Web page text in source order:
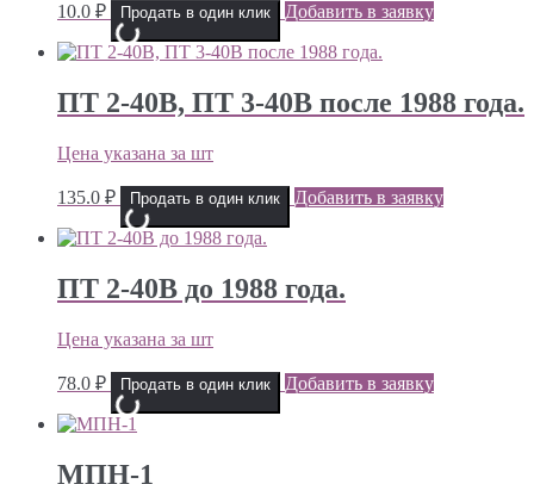
10.0 ₽ Продать в один клик Добавить в заявку
ПТ 2-40В, ПТ 3-40В после 1988 года.
Цена указана за шт
135.0 ₽ Продать в один клик Добавить в заявку
ПТ 2-40В до 1988 года.
Цена указана за шт
78.0 ₽ Продать в один клик Добавить в заявку
МПН-1